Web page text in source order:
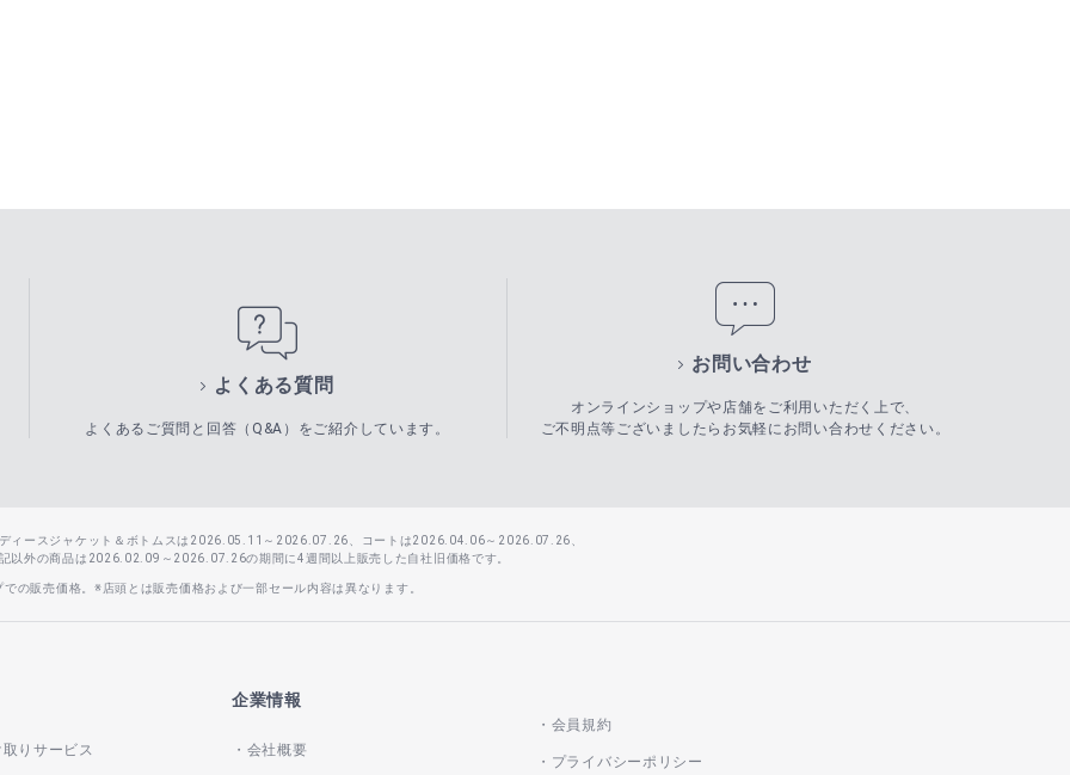
よくある質問
よくあるご質問と回答（Q&A）をご紹介しています。
お問い合わせ
オンラインショップや店舗をご利用いただく上で、
ご不明点等ございましたらお気軽にお問い合わせください。
ィースジャケット＆ボトムスは2026.05.11～2026.07.26、コートは2026.04.06～2026.07.26、
以外の商品は2026.02.09～2026.07.26の期間に4週間以上販売した自社旧価格です。
の販売価格。※店頭とは販売価格および一部セール内容は異なります。
りサービス
企業情報
会社概要
会員規約
プライバシーポリシー